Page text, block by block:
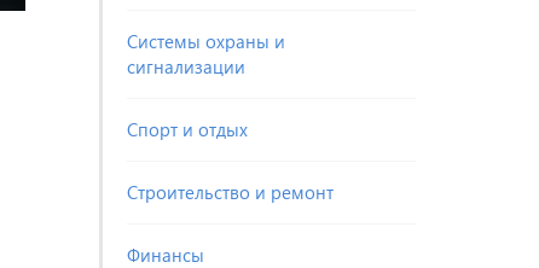
Системы охраны и
сигнализации
Спорт и отдых
Строительство и ремонт
Финансы